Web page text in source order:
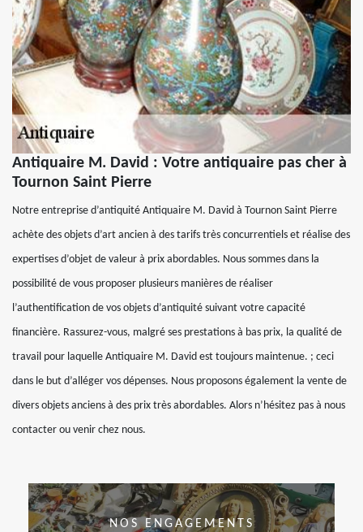
Antiquaire M. David : Votre antiquaire pas cher à
Tournon Saint Pierre
Notre entreprise d’antiquité Antiquaire M. David à Tournon Saint Pierre
achète des objets d’art ancien à des tarifs très concurrentiels et réalise des
expertises d’objet de valeur à prix abordables. Nous sommes dans la
possibilité de vous proposer plusieurs manières de réaliser
l’authentification de vos objets d’antiquité suivant votre capacité
financière. Rassurez-vous, malgré ses prestations à bas prix, la qualité de
travail pour laquelle Antiquaire M. David est toujours maintenue. ; ceci
dans le but d’alléger vos dépenses. Nous proposons également la vente de
divers objets anciens à des prix très abordables. Alors n’hésitez pas à nous
contacter ou venir chez nous.
NOS ENGAGEMENTS